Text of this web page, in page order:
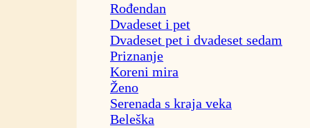
Rođendan
Dvadeset i pet
Dvadeset pet i dvadeset sedam
Priznanje
Koreni mira
Ženo
Serenada s kraja veka
Beleška